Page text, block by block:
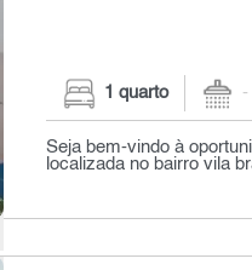
1 quarto -
Seja bem-vindo à
localizada no bairro vila